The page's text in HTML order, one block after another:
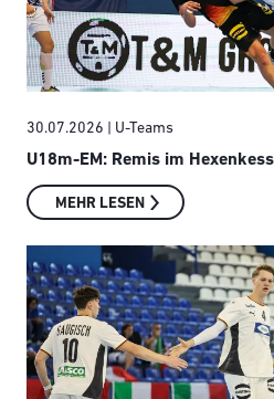
30.07.2026 | U-Teams
U18m-EM: Remis im
MEHR LESEN